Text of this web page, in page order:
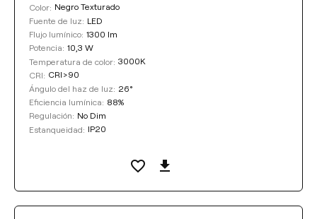
Color: Negro Texturado
Fuente de luz: LED
Flujo lumínico: 1300 lm
Potencia: 10,3 W
Temperatura de color: 3000K
CRI: CRI>90
Ángulo del haz de luz: 26°
Eficiencia lumínica: 88%
Regulación: No Dim
Estanqueidad: IP20